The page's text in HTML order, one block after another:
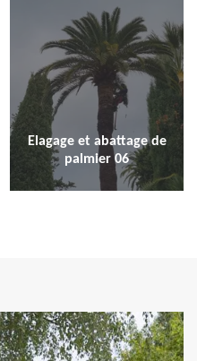
Elagage et abattage de
palmier 06